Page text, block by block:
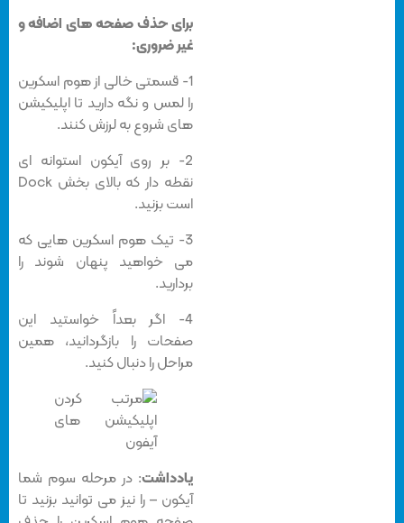
برای حذف صفحه های اضافه و
غیر ضروری:
1- قسمتی خالی از هوم اسکرین
را لمس و نگه دارید تا اپلیکیشن
های شروع به لرزش کنند.
2- بر روی آیکون استوانه ای
نقطه دار که بالای بخش Dock
است بزنید.
3- تیک هوم اسکرین هایی که
می خواهید پنهان شوند را
بردارید.
4- اگر بعداً خواستید این
صفحات را بازگردانید، همین
مراحل را دنبال کنید.
یادداشت: در مرحله سوم شما
آیکون – را نیز می توانید بزنید تا